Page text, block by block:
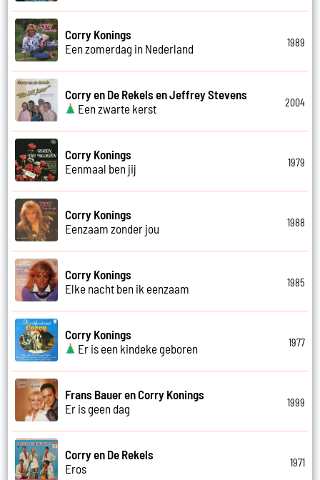
Corry Konings
Een zomerdag in Nederland
1989
Corry en De Rekels en Jeffrey Stevens
Een zwarte kerst
2004
Corry Konings
Eenmaal ben jij
1979
Corry Konings
Eenzaam zonder jou
1988
Corry Konings
Elke nacht ben ik eenzaam
1985
Corry Konings
Er is een kindeke geboren
1977
Frans Bauer en Corry Konings
Er is geen dag
1999
Corry en De Rekels
Eros
1971